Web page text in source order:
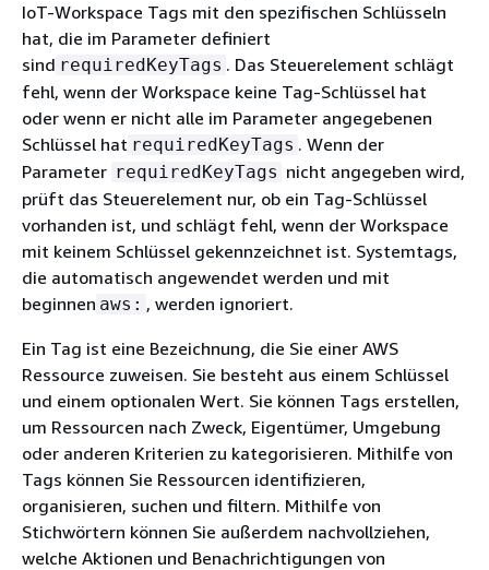
IoT-Workspace Tags mit den spezifischen Schlüsseln
hat, die im Parameter definiert
sind requiredKeyTags . Das Steuerelement schlägt
fehl, wenn der Workspace keine Tag-Schlüssel hat
oder wenn er nicht alle im Parameter angegebenen
Schlüssel hat requiredKeyTags . Wenn der
Parameter requiredKeyTags nicht angegeben wird,
prüft das Steuerelement nur, ob ein Tag-Schlüssel
vorhanden ist, und schlägt fehl, wenn der Workspace
mit keinem Schlüssel gekennzeichnet ist. Systemtags,
die automatisch angewendet werden und mit
beginnen aws: , werden ignoriert.
Ein Tag ist eine Bezeichnung, die Sie einer AWS
Ressource zuweisen. Sie besteht aus einem Schlüssel
und einem optionalen Wert. Sie können Tags erstellen,
um Ressourcen nach Zweck, Eigentümer, Umgebung
oder anderen Kriterien zu kategorisieren. Mithilfe von
Tags können Sie Ressourcen identifizieren,
organisieren, suchen und filtern. Mithilfe von
Stichwörtern können Sie außerdem nachvollziehen,
welche Aktionen und Benachrichtigungen von